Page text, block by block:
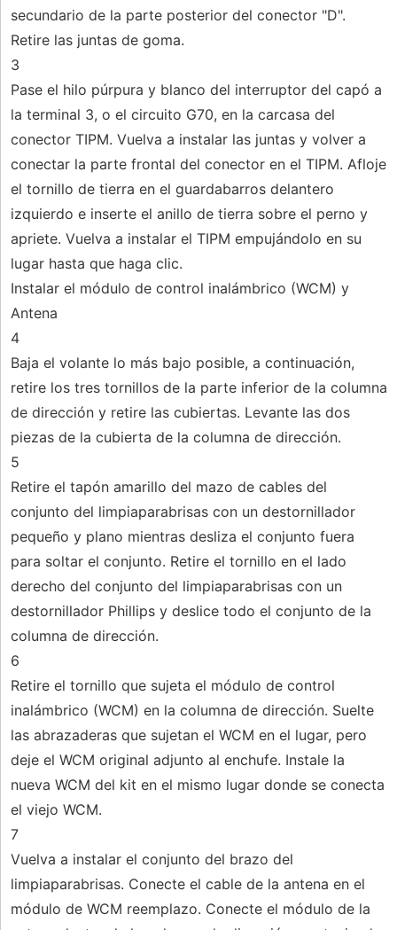
secundario de la parte posterior del conector "D".
Retire las juntas de goma.
3
Pase el hilo púrpura y blanco del interruptor del capó a
la terminal 3, o el circuito G70, en la carcasa del
conector TIPM. Vuelva a instalar las juntas y volver a
conectar la parte frontal del conector en el TIPM. Afloje
el tornillo de tierra en el guardabarros delantero
izquierdo e inserte el anillo de tierra sobre el perno y
apriete. Vuelva a instalar el TIPM empujándolo en su
lugar hasta que haga clic.
Instalar el módulo de control inalámbrico (WCM) y
Antena
4
Baja el volante lo más bajo posible, a continuación,
retire los tres tornillos de la parte inferior de la columna
de dirección y retire las cubiertas. Levante las dos
piezas de la cubierta de la columna de dirección.
5
Retire el tapón amarillo del mazo de cables del
conjunto del limpiaparabrisas con un destornillador
pequeño y plano mientras desliza el conjunto fuera
para soltar el conjunto. Retire el tornillo en el lado
derecho del conjunto del limpiaparabrisas con un
destornillador Phillips y deslice todo el conjunto de la
columna de dirección.
6
Retire el tornillo que sujeta el módulo de control
inalámbrico (WCM) en la columna de dirección. Suelte
las abrazaderas que sujetan el WCM en el lugar, pero
deje el WCM original adjunto al enchufe. Instale la
nueva WCM del kit en el mismo lugar donde se conecta
el viejo WCM.
7
Vuelva a instalar el conjunto del brazo del
limpiaparabrisas. Conecte el cable de la antena en el
módulo de WCM reemplazo. Conecte el módulo de la